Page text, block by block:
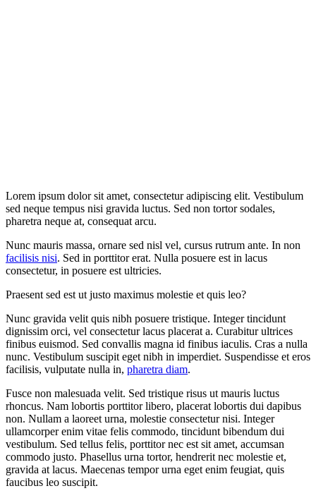
Lorem ipsum dolor sit amet, consectetur adipiscing elit. Vestibulum
sed neque tempus nisi gravida luctus. Sed non tortor sodales,
pharetra neque at, consequat arcu.
Nunc mauris massa, ornare sed nisl vel, cursus rutrum ante. In non
facilisis nisi. Sed in porttitor erat. Nulla posuere est in lacus
consectetur, in posuere est ultricies.
Praesent sed est ut justo maximus molestie et quis leo?
Nunc gravida velit quis nibh posuere tristique. Integer tincidunt
dignissim orci, vel consectetur lacus placerat a. Curabitur ultrices
finibus euismod. Sed convallis magna id finibus iaculis. Cras a nulla
nunc. Vestibulum suscipit eget nibh in imperdiet. Suspendisse et eros
facilisis, vulputate nulla in, pharetra diam.
Fusce non malesuada velit. Sed tristique risus ut mauris luctus
rhoncus. Nam lobortis porttitor libero, placerat lobortis dui dapibus
non. Nullam a laoreet urna, molestie consectetur nisi. Integer
ullamcorper enim vitae felis commodo, tincidunt bibendum dui
vestibulum. Sed tellus felis, porttitor nec est sit amet, accumsan
commodo justo. Phasellus urna tortor, hendrerit nec molestie et,
gravida at lacus. Maecenas tempor urna eget enim feugiat, quis
faucibus leo suscipit.